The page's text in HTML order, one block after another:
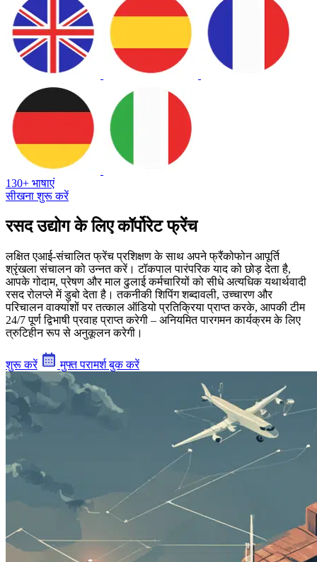
130+ भाषाएं
सीखना शुरू करें
रसद उद्योग के लिए कॉर्पोरेट फ्रेंच
लक्षित एआई-संचालित फ्रेंच प्रशिक्षण के साथ अपने फ्रैंकोफोन आपूर्ति
श्रृंखला संचालन को उन्नत करें। टॉकपाल पारंपरिक याद को छोड़ देता है,
आपके गोदाम, प्रेषण और माल ढुलाई कर्मचारियों को सीधे अत्यधिक यथार्थवादी
रसद रोलप्ले में डुबो देता है। तकनीकी शिपिंग शब्दावली, उच्चारण और
परिचालन वाक्यांशों पर तत्काल ऑडियो प्रतिक्रिया प्राप्त करके, आपकी टीम
24/7 पूर्ण द्विभाषी प्रवाह प्राप्त करेगी – अनियमित पारगमन कार्यक्रम के लिए
त्रुटिहीन रूप से अनुकूलन करेगी।
शुरू करें मुफ्त परामर्श बुक करें